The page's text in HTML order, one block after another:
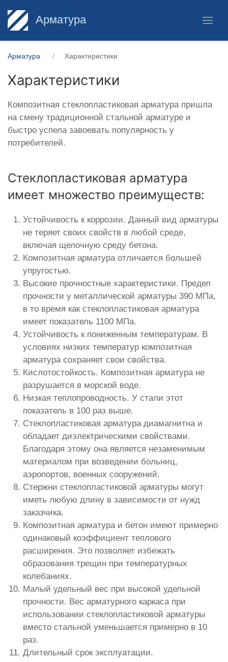
Арматура
Арматура Характеристики
Характеристики
Композитная стеклопластиковая арматура пришла
на смену традиционной стальной арматуре и
быстро успела завоевать популярность у
потребителей.
Стеклопластиковая арматура
имеет множество преимуществ:
Устойчивость к коррозии. Данный вид арматуры
не теряет своих свойств в любой среде,
включая щелочную среду бетона.
Композитная арматура отличается большей
упругостью.
Высокие прочностные характеристики. Предел
прочности у металлической арматуры 390 МПа,
в то время как стеклопластиковая арматура
имеет показатель 1100 МПа.
Устойчивость к пониженным температурам. В
условиях низких температур композитная
арматура сохраняет свои свойства.
Кислотостойкость. Композитная арматура не
разрушается в морской воде.
Низкая теплопроводность. У стали этот
показатель в 100 раз выше.
Стеклопластиковая арматура диамагнитна и
обладает диэлектрическими свойствами.
Благодаря этому она является незаменимым
материалом при возведении больниц,
аэропортов, военных сооружений.
Стержни стеклопластиковой арматуры могут
иметь любую длину в зависимости от нужд
заказчика.
Композитная арматура и бетон имеют примерно
одинаковый коэффициент теплового
расширения. Это позволяет избежать
образования трещин при температурных
колебаниях.
Малый удельный вес при высокой удельной
прочности. Вес арматурного каркаса при
использовании стеклопластиковой арматуры
вместо стальной уменьшается примерно в 10
раз.
Длительный срок эксплуатации.